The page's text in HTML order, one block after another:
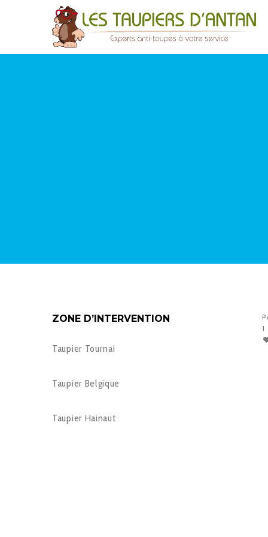
1
ZONE D’INTERVENTION
Taupier Tournai
Taupier Belgique
Taupier Hainaut